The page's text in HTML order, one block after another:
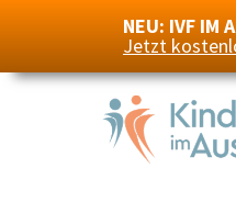
NEU: IVF IM
Jetzt
Navigation